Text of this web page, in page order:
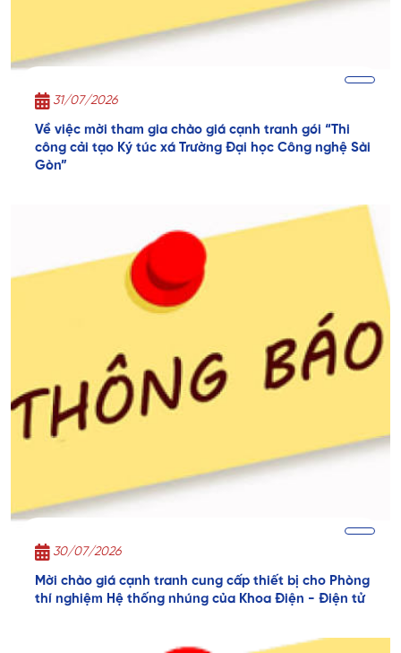
31/07/2026
Về việc mời tham gia chào giá cạnh tranh gói “Thi
công cải tạo Ký túc xá Trường Đại học Công nghệ Sài
Gòn”
30/07/2026
Mời chào giá cạnh tranh cung cấp thiết bị cho Phòng
thí nghiệm Hệ thống nhúng của Khoa Điện - Điện tử